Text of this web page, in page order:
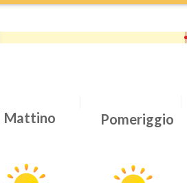
Urgenza
Ora fine
Mattino Pomeriggio